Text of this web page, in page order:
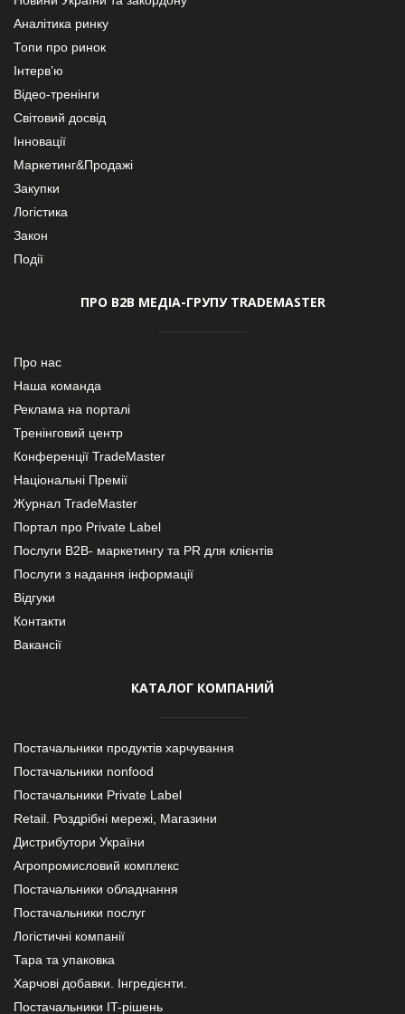
Аналітика ринку
Топи про ринок
Інтерв’ю
Відео-тренінги
Світовий досвід
Інновації
Маркетинг&Продажі
Закупки
Логістика
Закон
Події
ПРО В2В МЕДІА-ГРУПУ TRADEMASTER
Про нас
Наша команда
Реклама на порталі
Тренінговий центр
Конференції TradeMaster
Національні Премії
Журнал TradeMaster
Портал про Private Label
Послуги В2В- маркетингу та PR для клієнтів
Послуги з надання інформації
Відгуки
Контакти
Вакансії
КАТАЛОГ КОМПАНИЙ
Постачальники продуктів харчування
Постачальники nonfood
Постачальники Private Label
Retail. Роздрібні мережі, Магазини
Дистрибутори України
Агропромисловий комплекс
Постачальники обладнання
Постачальники послуг
Логістичні компанії
Тара та упаковка
Харчові добавки. Інгредієнти.
Постачальники IT-рішень